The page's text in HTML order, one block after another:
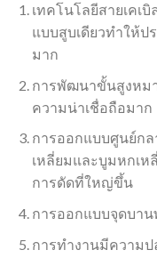
เทคโนโลยีสายเคเ
แบบสูบเดียวทำให้ป
มาก
การพัฒนาขั้นสูงหม
ความน่าเชื่อถือมาก
การออกแบบศูนย์ก
เหลี่ยมและบูมหกเ
การดัดที่ใหญ่ขึ้น
การออกแบบจุดบา
การทำงานมีความ